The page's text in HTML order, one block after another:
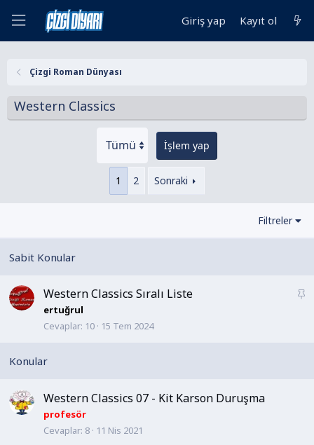
Giriş yap Kayıt ol
Çizgi Roman Dünyası
Western Classics
İşlem yap
1 2 Sonraki
Filtreler
S
Western Classics Sıralı Liste
ertuğrul
Cevaplar 10 15 Tem 2024
Western Classics 07 - Kit Karson Duruşma
profesör
Cevaplar 8 11 Nis 2021